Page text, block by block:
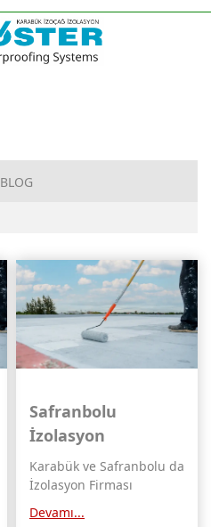
BLOG
Safranbolu
İzolasyon
Karabük ve Safranbolu da
İzolasyon Firması
Devamı...